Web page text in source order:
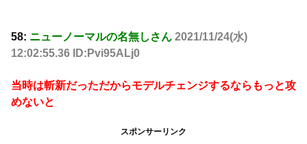
58: ニューノーマルの名無しさん 2021/11/24(水)
12:02:55.36 ID:Pvi95ALj0
当時は斬新だっただからモデルチェンジするならもっと攻
めないと
スポンサーリンク